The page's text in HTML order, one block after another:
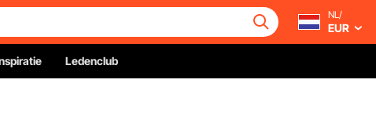
NL/
EUR
Ledenclub